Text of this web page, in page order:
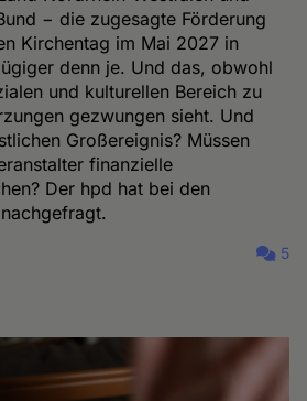
− die zugesagte Förderung
Kirchentag im Mai 2027 in
denn je. Und das, obwohl
und kulturellen Bereich zu
gezwungen sieht. Und
Großereignis? Müssen
finanzielle
Der hpd hat bei den
5